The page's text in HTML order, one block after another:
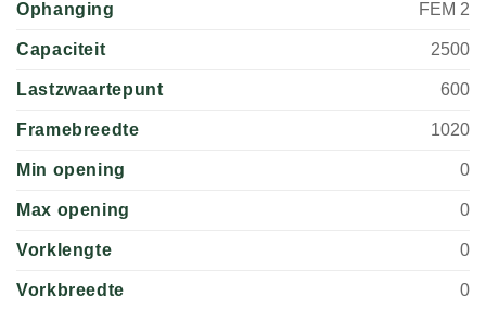
Ophanging FEM 2
Capaciteit 2500
Lastzwaartepunt 600
Framebreedte 1020
Min opening 0
Max opening 0
Vorklengte 0
Vorkbreedte 0